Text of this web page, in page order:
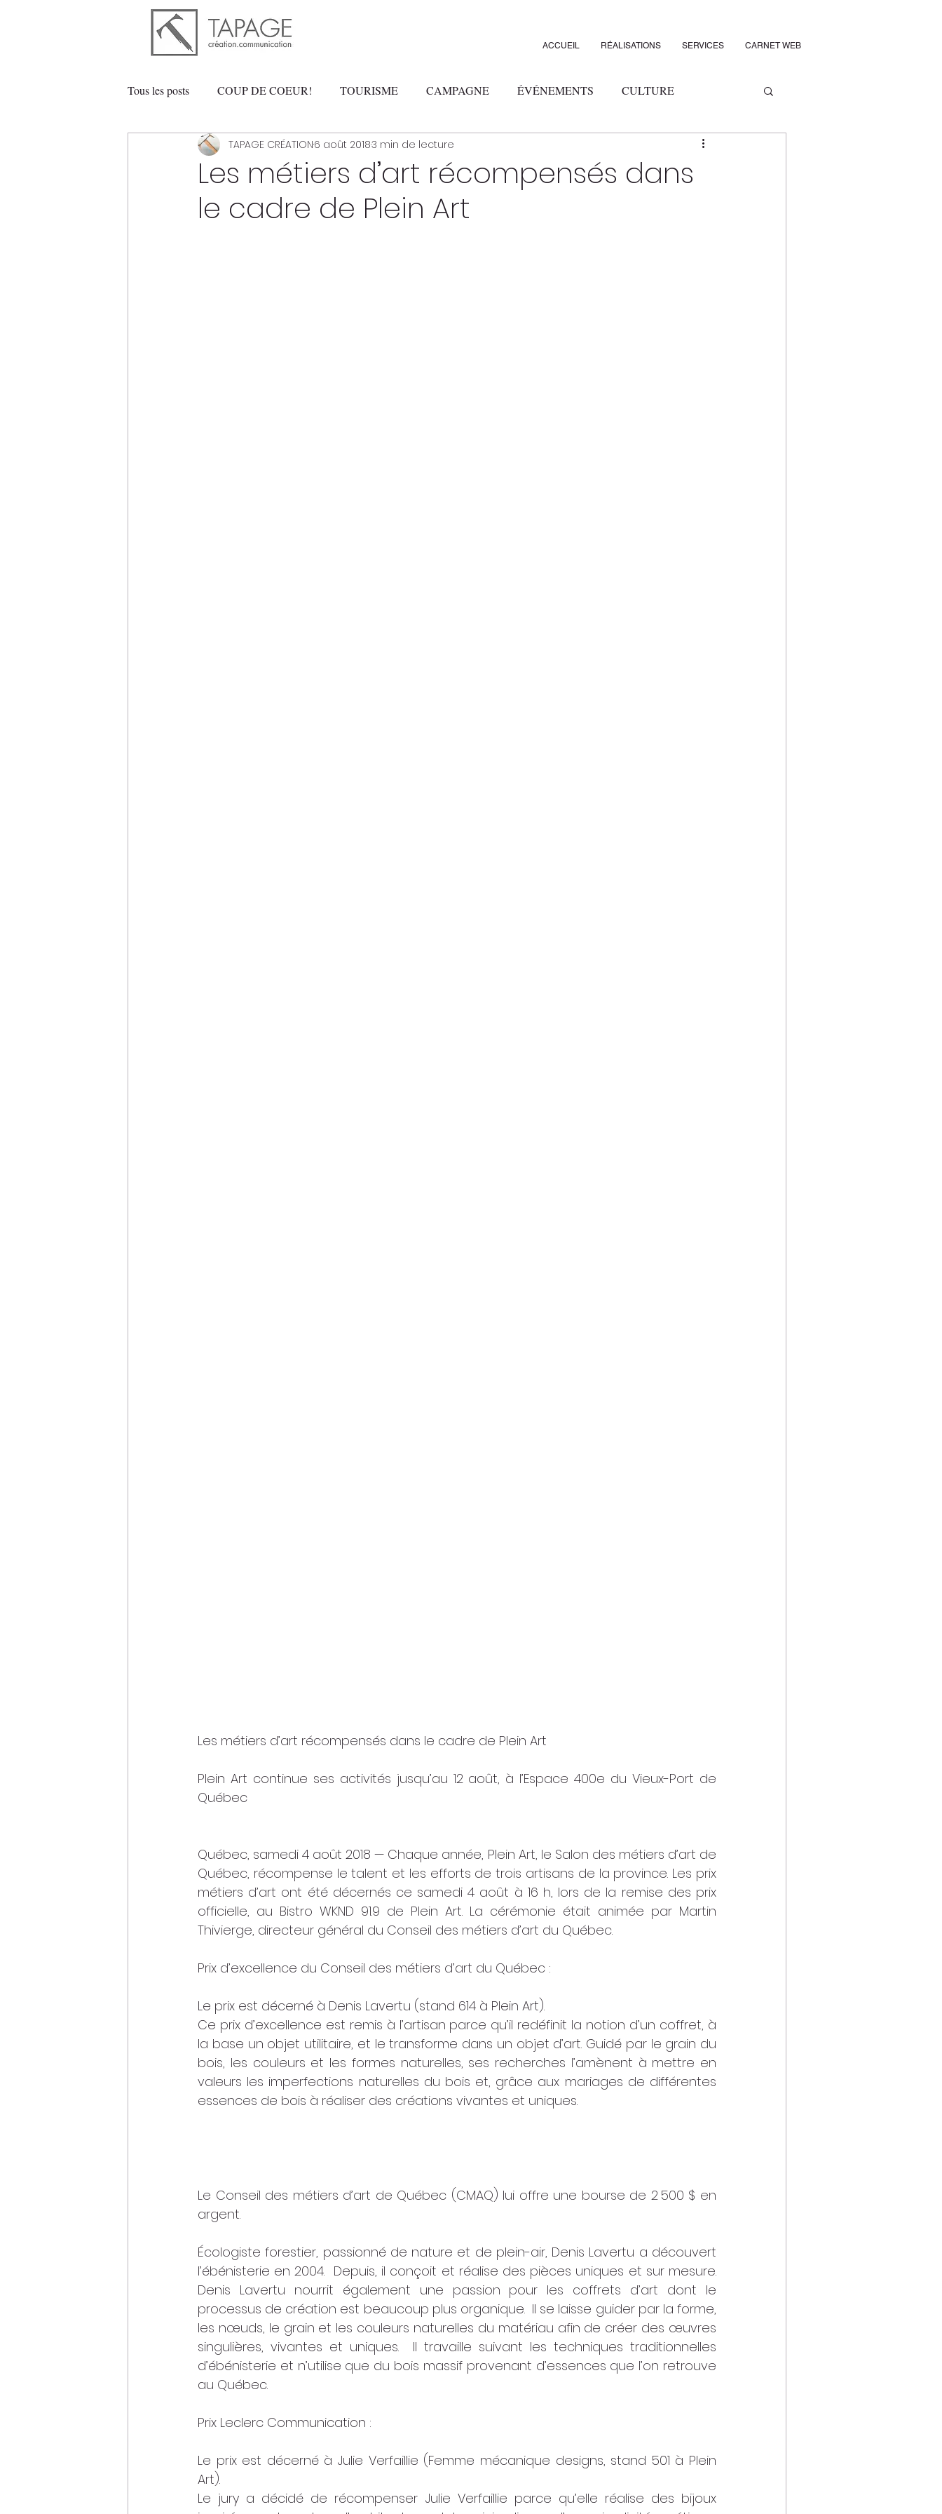
ACCUEIL RÉALISATIONS SERVICES CARNET WEB
Tous les posts COUP DE COEUR! TOURISME CAMPAGNE ÉVÉNEMENTS CULTURE
AGROALIMENTAIRE ART ALIMENTAIRE À DÉCOUVRIR À DÉCOUVRIR
Les métiers d’art récompensés dans
le cadre de Plein Art
TAPAGE CRÉATION6 août 20183 min de lecture
Les métiers d’art récompensés dans le cadre de Plein Art
Plein Art continue ses activités jusqu’au 12 août, à l’Espace 400e du Vieux-Port de
Québec
Québec, samedi 4 août 2018 — Chaque année, Plein Art, le Salon des métiers d’art de
Québec, récompense le talent et les efforts de trois artisans de la province. Les prix
métiers d’art ont été décernés ce samedi 4 août à 16 h, lors de la remise des prix
officielle, au Bistro WKND 91.9 de Plein Art. La cérémonie était animée par Martin
Thivierge, directeur général du Conseil des métiers d’art du Québec.
Prix d’excellence du Conseil des métiers d’art du Québec :
Le prix est décerné à Denis Lavertu (stand 614 à Plein Art).
Ce prix d’excellence est remis à l’artisan parce qu’il redéfinit la notion d’un coffret, à
la base un objet utilitaire, et le transforme dans un objet d’art. Guidé par le grain du
bois, les couleurs et les formes naturelles, ses recherches l’amènent à mettre en
valeurs les imperfections naturelles du bois et, grâce aux mariages de différentes
essences de bois à réaliser des créations vivantes et uniques.
Le Conseil des métiers d’art de Québec (CMAQ) lui offre une bourse de 2 500 $ en
argent.
Écologiste forestier, passionné de nature et de plein-air, Denis Lavertu a découvert
l’ébénisterie en 2004.  Depuis, il conçoit et réalise des pièces uniques et sur mesure.
Denis Lavertu nourrit également une passion pour les coffrets d’art dont le
processus de création est beaucoup plus organique.  Il se laisse guider par la forme,
les nœuds, le grain et les couleurs naturelles du matériau afin de créer des œuvres
singulières, vivantes et uniques.  Il travaille suivant les techniques traditionnelles
d’ébénisterie et n’utilise que du bois massif provenant d’essences que l’on retrouve
au Québec.
Prix Leclerc Communication :
Le prix est décerné à Julie Verfaillie (Femme mécanique designs, stand 501 à Plein
Art).
Le jury a décidé de récompenser Julie Verfaillie parce qu’elle réalise des bijoux